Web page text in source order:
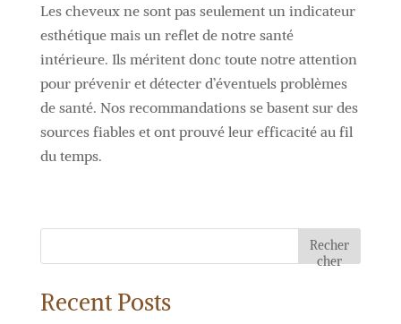
Les cheveux ne sont pas seulement un indicateur
esthétique mais un reflet de notre santé
intérieure. Ils méritent donc toute notre attention
pour prévenir et détecter d’éventuels problèmes
de santé. Nos recommandations se basent sur des
sources fiables et ont prouvé leur efficacité au fil
du temps.
Recher
cher
Recent Posts